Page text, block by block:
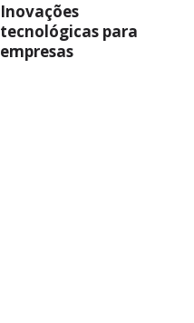
Inovações
tecnológicas para
empresas